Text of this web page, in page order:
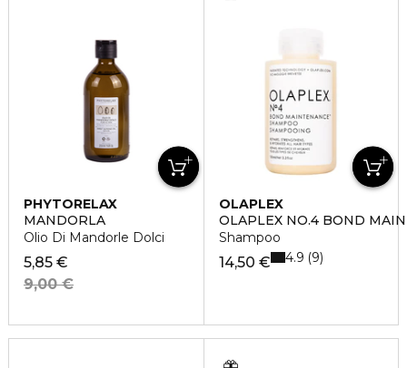
PHYTORELAX
MANDORLA
Olio Di Mandorle Dolci
5,85 €
9,00 €
OLAPLEX
OLAPLEX NO.4 BOND
Shampoo
14,50 € 4.9 9